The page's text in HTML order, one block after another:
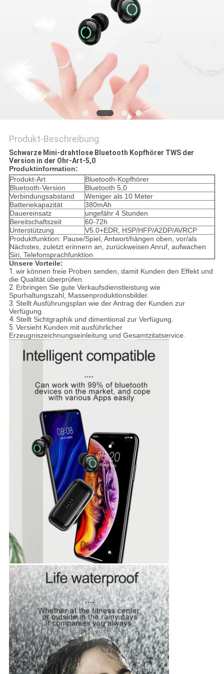
Produkt-Beschreibung
Schwarze Mini-drahtlose Bluetooth Kopfhörer TWS der
Version in der Ohr-Art-5,0
Produktinformation:
Produkt-Art
Bluetooth-Kopfhörer
Bluetooth-Version
Bluetooth 5,0
Verbindungsabstand
Weniger als 10 Meter
Batteriekapazität
380mAh
Dauereinsatz
ungefähr 4 Stunden
Bereitschaftszeit
60-72h
Unterstützung
V5.0+EDR, HSP/HFP/A2DP/AVRCP
Produktfunktion: Pause/Spiel, Antwort/hängen oben, vor/als
Nächstes, zuletzt erinnern an, zurückweisen Anruf, aufwachen
Siri, Telefonsprachfunktion
Unsere Vorteile:
1. wir können freie Proben senden, damit Kunden den Effekt und
die Qualität überprüfen.
2. Erbringen Sie gute Verkaufsdienstleistung wie
Spurhaltungszahl, Massenproduktionsbilder.
3. Stellt Ausführungsplan wie der Antrag der Kunden zur
Verfügung.
4. Stellt Sichtgraphik und dimentional zur Verfügung.
5. Versieht Kunden mit ausführlicher
Erzeugniszeichnungseinleitung und Gesamtzitatservice.